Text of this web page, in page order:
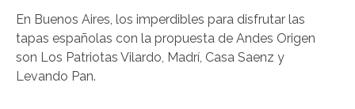
En Buenos Aires, los imperdibles para disfrutar las
tapas españolas con la propuesta de Andes Origen
son Los Patriotas Vilardo, Madrí, Casa Saenz y
Levando Pan.